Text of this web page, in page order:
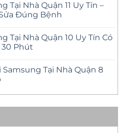
Tại Nhà Quận 11 Uy Tín –
Đúng Bệnh
Tại Nhà Quận 10 Uy Tín Có
30 Phút
Samsung Tại Nhà Quận 8